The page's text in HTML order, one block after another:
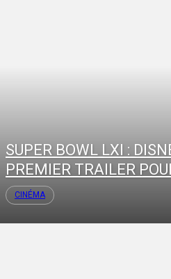
SUPER BOWL LXI :
PREMIER TRAILER
CINÉMA